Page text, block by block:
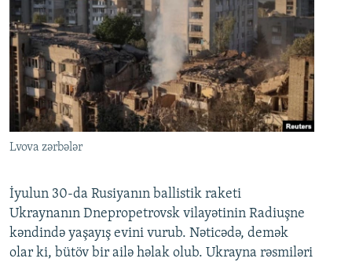
Lvova zərbələr
İyulun 30-da Rusiyanın ballistik raketi
Ukraynanın Dnepropetrovsk vilayətinin Radiuşne
kəndində yaşayış evini vurub. Nəticədə, demək
olar ki, bütöv bir ailə həlak olub. Ukrayna rəsmiləri